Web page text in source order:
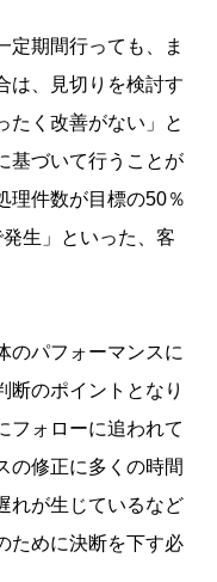
定期間行っても、ま
は、見切りを検討す
たく改善がない」と
基づいて行うことが
理件数が目標の50％
生」といった、客
のパフォーマンスに
断のポイントとなり
フォローに追われて
の修正に多くの時間
れが生じているなど
ために決断を下す必